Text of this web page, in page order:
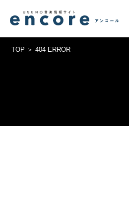
TOP 404 ERROR